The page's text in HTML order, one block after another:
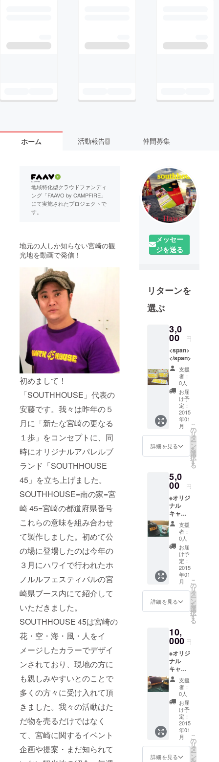
ホーム 活動報告4 仲間募集
地域特化型クラウドファンディ
ング「FAAVO by CAMPFIRE」
にて実施されたプロジェクトで
す。
地元の人しか知らない宮崎の観
光地を動画で発信！
初めまして！
「SOUTHHOUSE」代表の
安藤です。我々は昨年の５
月に「新たな宮崎の更なる
１歩」をコンセプトに、同
時にオリジナルアパレルブ
ランド「SOUTHHOUSE
45」を立ち上げました。
SOUTHHOUSE=南の家=宮
崎 45=宮崎の都道府県番号
これらの意味を組み合わせ
て製作しました。初めて公
の場に登場したのは今年の
３月にハワイで行われたホ
ノルルフェスティバルの宮
崎県ブース内にて紹介して
いただきました。
SOUTHHOUSE 45は宮崎の
花・空・海・風・人をイ
メージしたカラーでデザイ
ンされており、現地の方に
も親しみやすいとのことで
多くの方々に受け入れて頂
きました。我々の活動はた
だ物を売るだけではなく
て、宮崎に関するイベント
企画や提案・まだ知られて
メッセー
ジを送る
リターンを
選ぶ
3,0
00 円
<span>
</span>
支援
者：
0人
お届
け予
定：
2015
年01
月
詳細を見る
こ
の
リ
タ
ー
ン
を
選
択
す
る
5,0
00 円
※オリジ
ナル
キャッ
プのカ
ラーは
赤・
青・
緑・
紫・
黒・白
から選
べま
す。 ※
ロゴの
色はす
す。
支援
者：
0人
お届
け予
定：
2015
年01
月
詳細を見る
こ
の
リ
タ
ー
ン
を
選
択
す
る
10,
000 円
※オリジ
ナル
キャッ
プ＆T
シャツ
のカ
ラーは
赤・
青・
緑・
紫・
黒・白
から、
Tシャツ
支援
者：
0人
お届
け予
定：
2015
年01
月
詳細を見る
こ
の
リ
タ
ー
ン